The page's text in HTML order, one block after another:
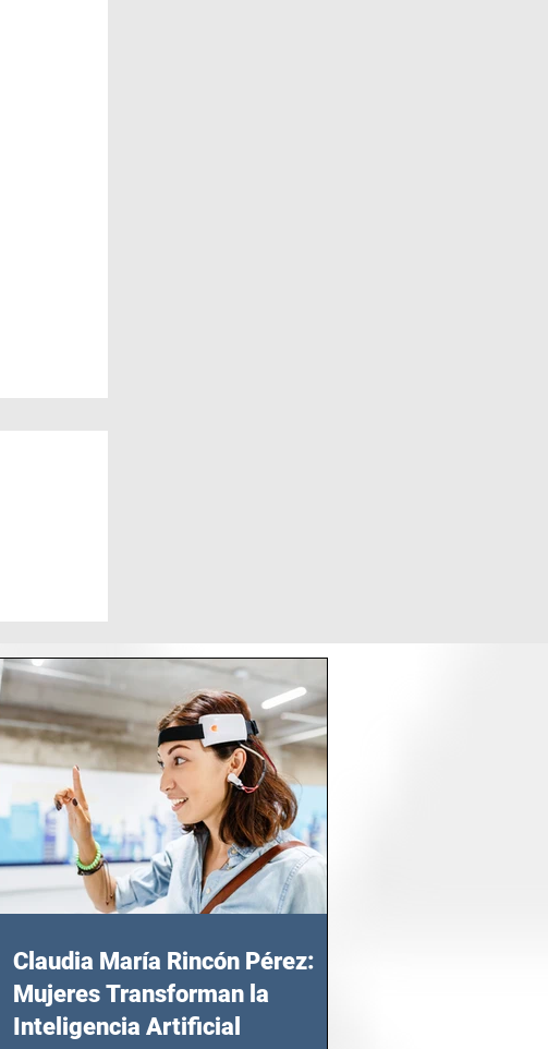
Claudia María Rincón Pérez:
Mujeres Transforman la
Inteligencia Artificial